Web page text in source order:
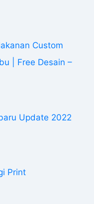
Custom
| Free Desain –
Update 2022
Print